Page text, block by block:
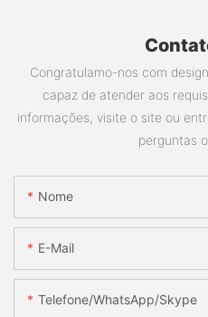
Congratulamo-nos com
capaz de atender aos
informações, visite o site ou
perguntas
Nome
E-Mail
Telefone/WhatsApp/Skype